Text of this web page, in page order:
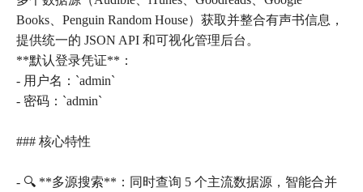
Books、Penguin Random House）获取并整合有声书信息，
提供统一的 JSON API 和可视化管理后台。
**默认登录凭证**：
- 用户名：`admin`
- 密码：`admin`
### 核心特性
- 🔍 **多源搜索**：同时查询 5 个主流数据源，智能合并